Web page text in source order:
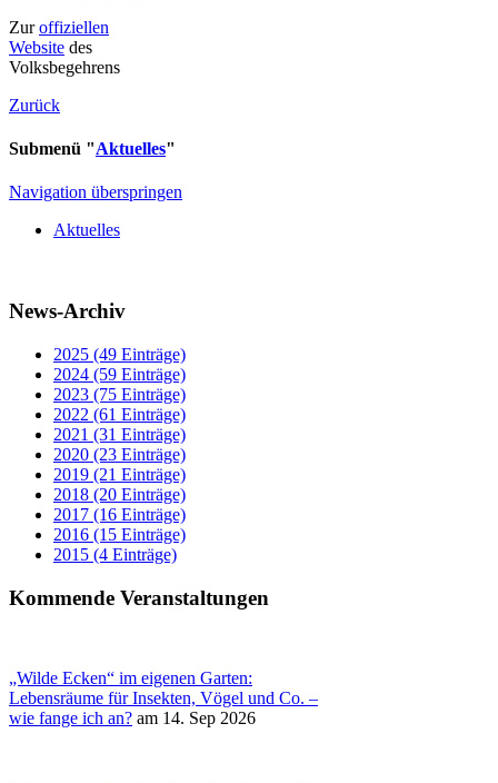
Zuroffiziellen
Website des
Volksbegehrens
Zurück
Submenü "Aktuelles"
Navigation überspringen
Aktuelles
News-Archiv
2025 (49 Einträge)
2024 (59 Einträge)
2023 (75 Einträge)
2022 (61 Einträge)
2021 (31 Einträge)
2020 (23 Einträge)
2019 (21 Einträge)
2018 (20 Einträge)
2017 (16 Einträge)
2016 (15 Einträge)
2015 (4 Einträge)
Kommende Veranstaltungen
„Wilde Ecken“ im eigenen Garten:
Lebensräume für Insekten, Vögel und Co. –
wie fange ich an? am 14. Sep 2026